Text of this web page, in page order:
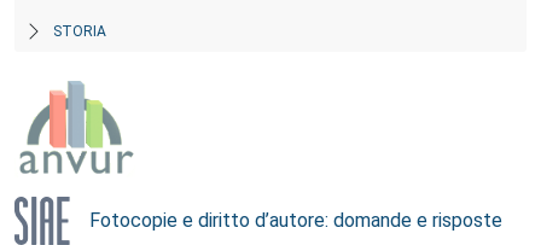
STORIA
Fotocopie e diritto d’autore: domande e risposte